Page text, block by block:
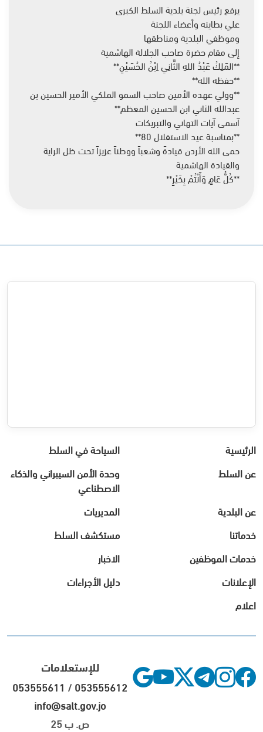
يرفع رئيس لجنة بلدية السلط الكبرى
علي بطاينه وأعضاء اللجنة
وموظفي البلدية ومناطقها
إلى مقام حضرة صاحب الجلالة الهاشمية
**المَلِكُ عَبْدُ اللهِ الثَّانِي اِبْنُ الحُسَيْنِ**
**حفظه الله**
**وولي عهده الأمين صاحب السمو الملكي الأمير الحسين بن
عبدالله الثاني ابن الحسين المعظم**
آسمى آيات التهاني والتبريكات
**بمناسبة عيد الاستقلال 80**
حمى الله الأردن قيادةً وشعباً ووطناً عزيزاً تحت ظل الراية
والقيادة الهاشمية
**كُلُّ عَامٍ وَأَنْتُمْ بِخَيْرٍ**
الرئيسية
السياحة في السلط
عن السلط
وحدة الأمن السيبراني والذكاء
الاصطناعي
عن البلدية
المديريات
خدماتنا
مستكشف السلط
خدمات الموظفين
الاخبار
الإعلانات
دليل الأجراءات
اعلام
للإستعلامات
053555611 /053555612
info@salt.gov.jo
ص. ب 25